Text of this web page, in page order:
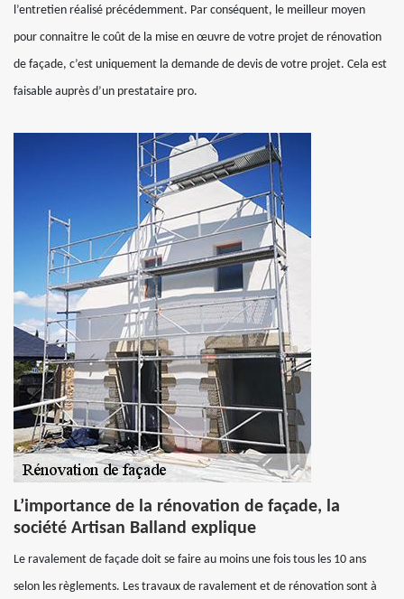
l’entretien réalisé précédemment. Par conséquent, le meilleur moyen
pour connaitre le coût de la mise en œuvre de votre projet de rénovation
de façade, c’est uniquement la demande de devis de votre projet. Cela est
faisable auprès d’un prestataire pro.
L’importance de la rénovation de façade, la
société Artisan Balland explique
Le ravalement de façade doit se faire au moins une fois tous les 10 ans
selon les règlements. Les travaux de ravalement et de rénovation sont à